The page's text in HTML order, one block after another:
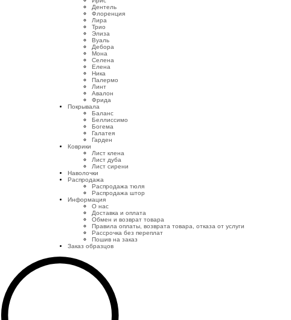
Дентель
Флоренция
Лира
Трио
Элиза
Вуаль
Дебора
Мона
Селена
Елена
Ника
Палермо
Линт
Авалон
Фрида
Покрывала
Баланс
Беллиссимо
Богема
Галатея
Гарден
Коврики
Лист клена
Лист дуба
Лист сирени
Наволочки
Распродажа
Распродажа тюля
Распродажа штор
Информация
О нас
Доставка и оплата
Обмен и возврат товара
Правила оплаты, возврата товара, отказа от услуги
Рассрочка без переплат
Пошив на заказ
Заказ образцов